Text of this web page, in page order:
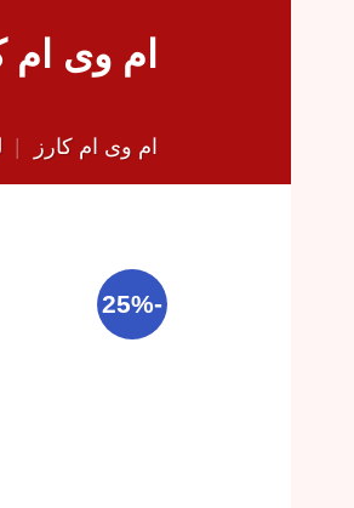
ام وی ام
ام وی ام کارز |
-25%